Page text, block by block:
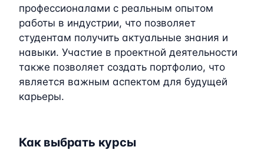
профессионалами с реальным опытом
работы в индустрии, что позволяет
студентам получить актуальные знания и
навыки. Участие в проектной деятельности
также позволяет создать портфолио, что
является важным аспектом для будущей
карьеры.
Как выбрать курсы